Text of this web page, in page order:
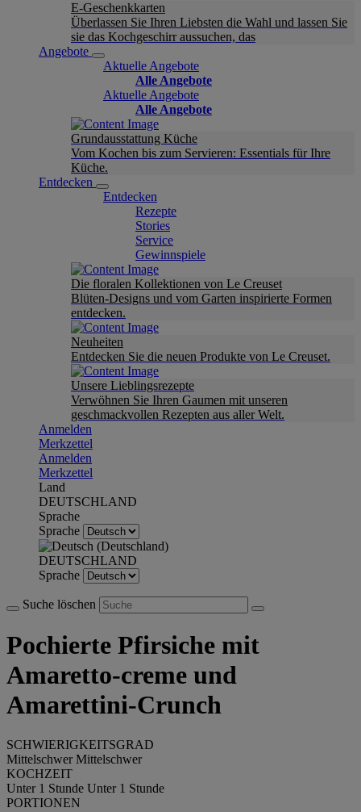
E-Geschenkkarten
Überlassen Sie Ihren Liebsten die Wahl und lassen Sie
sie das Kochgeschirr aussuchen, das
Angebote
Aktuelle Angebote
Alle Angebote
Aktuelle Angebote
Alle Angebote
Grundausstattung Küche
Vom Kochen bis zum Servieren: Essentials für Ihre
Küche.
Entdecken
Entdecken
Rezepte
Stories
Service
Gewinnspiele
Die floralen Kollektionen von Le Creuset
Blüten-Designs und vom Garten inspirierte Formen
entdecken.
Neuheiten
Entdecken Sie die neuen Produkte von Le Creuset.
Unsere Lieblingsrezepte
Verwöhnen Sie Ihren Gaumen mit unseren
geschmackvollen Rezepten aus aller Welt.
Anmelden
Merkzettel
Anmelden
Merkzettel
Land
DEUTSCHLAND
Sprache
Sprache
DEUTSCHLAND
Sprache
Suche löschen
Pochierte Pfirsiche mit
Amaretto-creme und
Amarettini-Crunch
SCHWIERIGKEITSGRAD
Mittelschwer Mittelschwer
KOCHZEIT
Unter 1 Stunde Unter 1 Stunde
PORTIONEN